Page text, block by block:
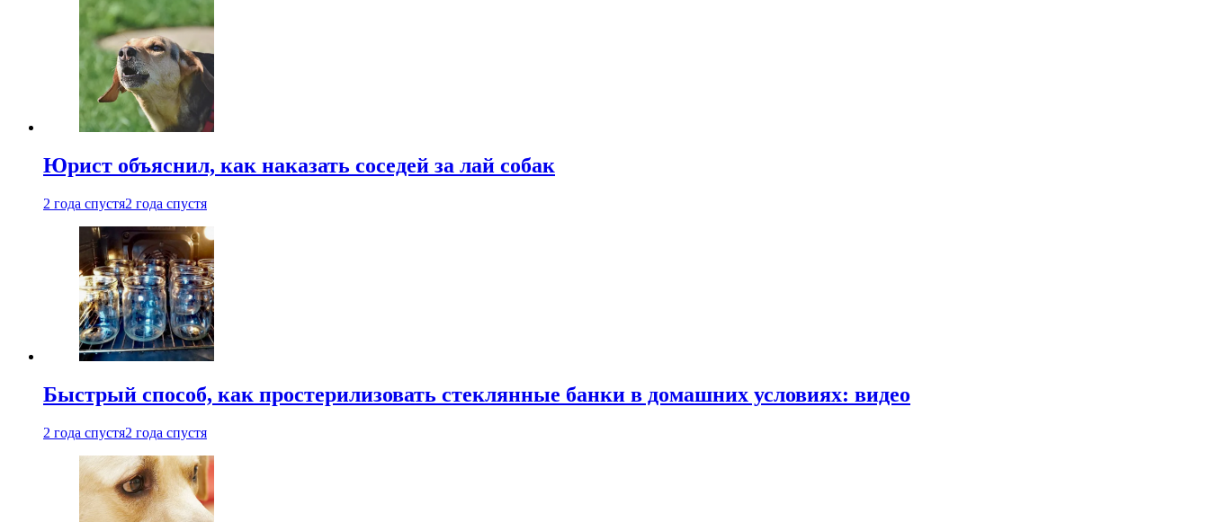
Юрист объяснил, как наказать соседей за лай собак
2 года спустя2 года спустя
Быстрый способ, как простерилизовать стеклянные банки в домашних условиях: видео
2 года спустя2 года спустя